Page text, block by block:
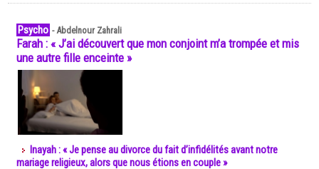
Psycho -Abdelnour Zahrali
Farah : « J’ai découvert que mon conjoint m’a trompée et mis
une autre fille enceinte »
Inayah : « Je pense au divorce du fait d’infidélités avant notre
mariage religieux, alors que nous étions en couple »